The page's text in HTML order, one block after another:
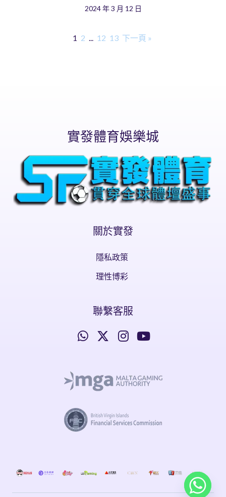
2024 年 3 月 12 日
1 2 ... 12 13 下一頁 »
實發體育娛樂城
關於實發
隱私政策
理性博彩
聯繫客服